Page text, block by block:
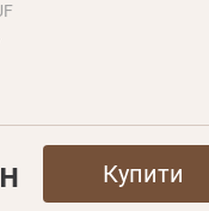
Купити